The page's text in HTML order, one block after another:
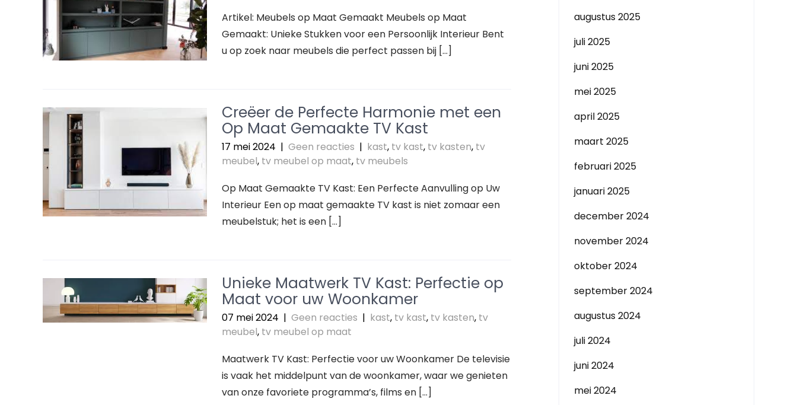
Artikel: Meubels op Maat Gemaakt Meubels op Maat
Gemaakt: Unieke Stukken voor een Persoonlijk Interieur Bent
u op zoek naar meubels die perfect passen bij […]
Creëer de Perfecte Harmonie met een
Op Maat Gemaakte TV Kast
17 mei 2024 | Geen reacties | kast, tv kast, tv kasten, tv
meubel, tv meubel op maat, tv meubels
Op Maat Gemaakte TV Kast: Een Perfecte Aanvulling op Uw
Interieur Een op maat gemaakte TV kast is niet zomaar een
meubelstuk; het is een […]
Unieke Maatwerk TV Kast: Perfectie op
Maat voor uw Woonkamer
07 mei 2024 | Geen reacties | kast, tv kast, tv kasten, tv
meubel, tv meubel op maat
Maatwerk TV Kast: Perfectie voor uw Woonkamer De televisie
is vaak het middelpunt van de woonkamer, waar we genieten
van onze favoriete programma’s, films en […]
augustus 2025
juli 2025
juni 2025
mei 2025
april 2025
maart 2025
februari 2025
januari 2025
december 2024
november 2024
oktober 2024
september 2024
augustus 2024
juli 2024
juni 2024
mei 2024